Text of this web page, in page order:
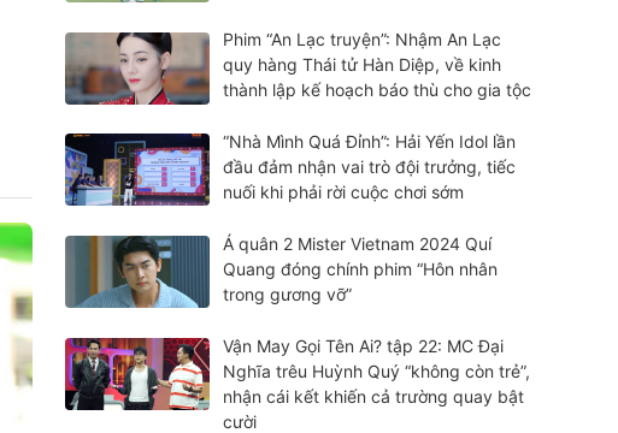
Phim “An Lạc truyện”: Nhậm An Lạc
quy hàng Thái tử Hàn Diệp, về kinh
thành lập kế hoạch báo thù cho gia tộc
“Nhà Mình Quá Đỉnh”: Hải Yến Idol lần
đầu đảm nhận vai trò đội trưởng, tiếc
nuối khi phải rời cuộc chơi sớm
Á quân 2 Mister Vietnam 2024 Quí
Quang đóng chính phim “Hôn nhân
trong gương vỡ”
Vận May Gọi Tên Ai? tập 22: MC Đại
Nghĩa trêu Huỳnh Quý “không còn trẻ”,
nhận cái kết khiến cả trường quay bật
cười